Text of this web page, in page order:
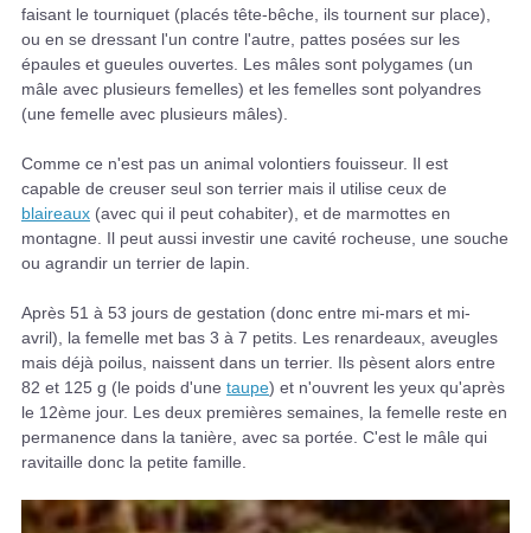
faisant le tourniquet (placés tête-bêche, ils tournent sur place),
ou en se dressant l'un contre l'autre, pattes posées sur les
épaules et gueules ouvertes. Les mâles sont polygames (un
mâle avec plusieurs femelles) et les femelles sont polyandres
(une femelle avec plusieurs mâles).
Comme ce n'est pas un animal volontiers fouisseur. Il est
capable de creuser seul son terrier mais il utilise ceux de
blaireaux (avec qui il peut cohabiter), et de marmottes en
montagne. Il peut aussi investir une cavité rocheuse, une souche
ou agrandir un terrier de lapin.
Après 51 à 53 jours de gestation (donc entre mi-mars et mi-
avril), la femelle met bas 3 à 7 petits. Les renardeaux, aveugles
mais déjà poilus, naissent dans un terrier. Ils pèsent alors entre
82 et 125 g (le poids d'une taupe) et n'ouvrent les yeux qu'après
le 12ème jour. Les deux premières semaines, la femelle reste en
permanence dans la tanière, avec sa portée. C'est le mâle qui
ravitaille donc la petite famille.